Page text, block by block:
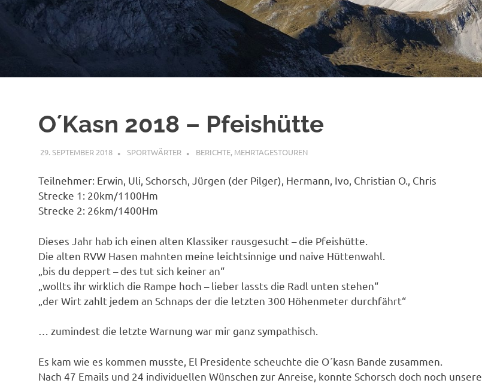
O´Kasn 2018 – Pfeishütte
29. SEPTEMBER 2018 SPORTWÄRTER BERICHTE, MEHRTAGESTOUREN
Teilnehmer: Erwin, Uli, Schorsch, Jürgen (der Pilger), Hermann, Ivo, Christian O., Chris
Strecke 1: 20km/1100Hm
Strecke 2: 26km/1400Hm
Dieses Jahr hab ich einen alten Klassiker rausgesucht – die Pfeishütte.
Die alten RVW Hasen mahnten meine leichtsinnige und naive Hüttenwahl.
„bis du deppert – des tut sich keiner an“
„wollts ihr wirklich die Rampe hoch – lieber lassts die Radl unten stehen“
„der Wirt zahlt jedem an Schnaps der die letzten 300 Höhenmeter durchfährt“
… zumindest die letzte Warnung war mir ganz sympathisch.
Es kam wie es kommen musste, El Presidente scheuchte die O´kasn Bande zusammen.
Nach 47 Emails und 24 individuellen Wünschen zur Anreise, konnte Schorsch doch noch unsere